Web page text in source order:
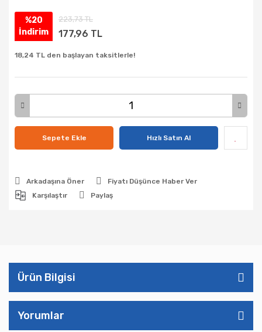
%20
İndirim
223,73 TL
177,96 TL
18,24 TL den başlayan taksitlerle!
Sepete Ekle Hızlı Satın Al
Arkadaşına Öner
Fiyatı Düşünce Haber Ver
Karşılaştır
Paylaş
Ürün Bilgisi
Yorumlar